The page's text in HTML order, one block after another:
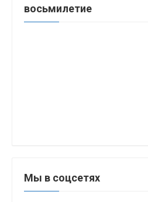
восьмилетие
Мы в соцсетях